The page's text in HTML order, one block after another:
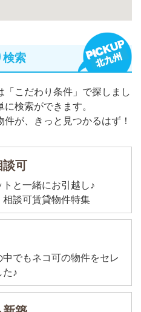
検索
こだわり条件」で探しまし
検索ができます。
が、きっと見つかるはず！
談可
と一緒にお引越し♪
相談可賃貸物件特集
中でもネコ可の物件をセレ
た♪